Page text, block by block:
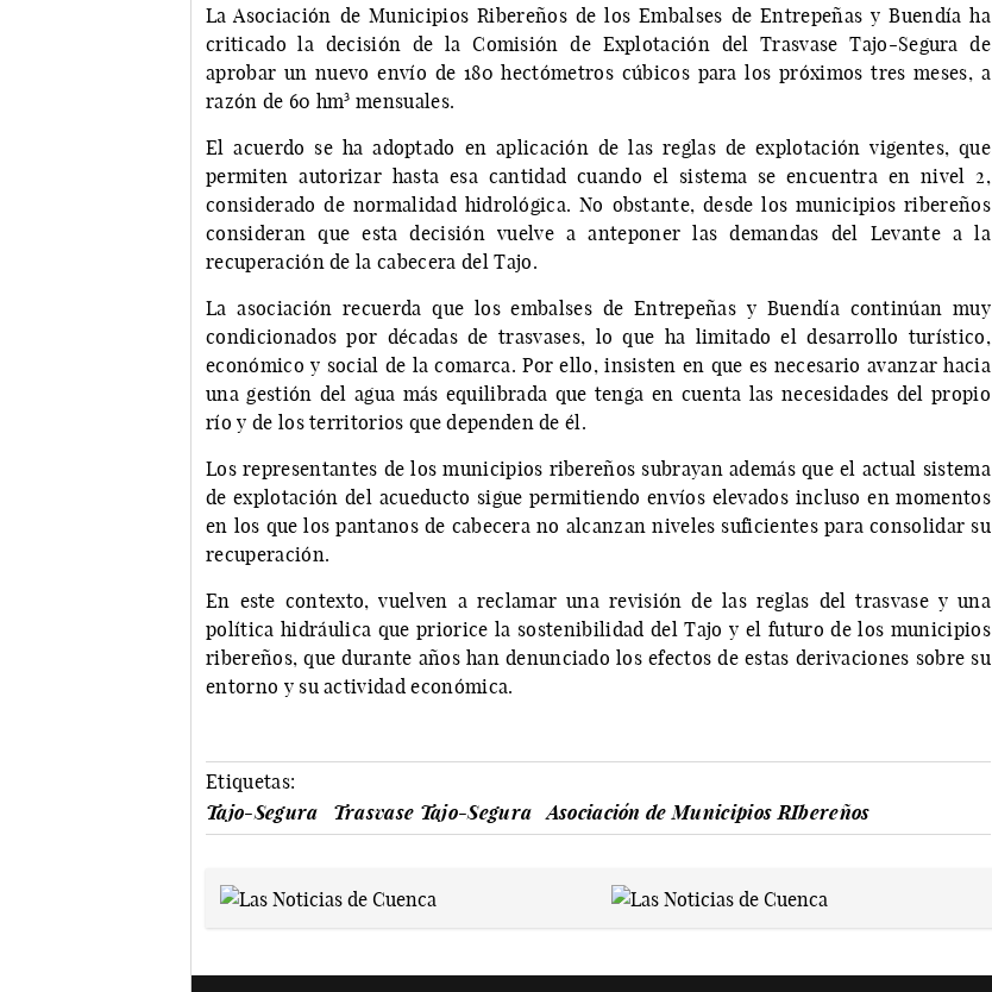
La Asociación de Municipios Ribereños de los Embalses de Entrepeñas y Buendía ha
criticado la decisión de la Comisión de Explotación del Trasvase Tajo-Segura de
aprobar un nuevo envío de 180 hectómetros cúbicos para los próximos tres meses, a
razón de 60 hm³ mensuales.
El acuerdo se ha adoptado en aplicación de las reglas de explotación vigentes, que
permiten autorizar hasta esa cantidad cuando el sistema se encuentra en nivel 2,
considerado de normalidad hidrológica. No obstante, desde los municipios ribereños
consideran que esta decisión vuelve a anteponer las demandas del Levante a la
recuperación de la cabecera del Tajo.
La asociación recuerda que los embalses de Entrepeñas y Buendía continúan muy
condicionados por décadas de trasvases, lo que ha limitado el desarrollo turístico,
económico y social de la comarca. Por ello, insisten en que es necesario avanzar hacia
una gestión del agua más equilibrada que tenga en cuenta las necesidades del propio
río y de los territorios que dependen de él.
Los representantes de los municipios ribereños subrayan además que el actual sistema
de explotación del acueducto sigue permitiendo envíos elevados incluso en momentos
en los que los pantanos de cabecera no alcanzan niveles suficientes para consolidar su
recuperación.
En este contexto, vuelven a reclamar una revisión de las reglas del trasvase y una
política hidráulica que priorice la sostenibilidad del Tajo y el futuro de los municipios
ribereños, que durante años han denunciado los efectos de estas derivaciones sobre su
entorno y su actividad económica.
Etiquetas:
Tajo-Segura
Trasvase Tajo-Segura Asociación de Municipios RIbereños